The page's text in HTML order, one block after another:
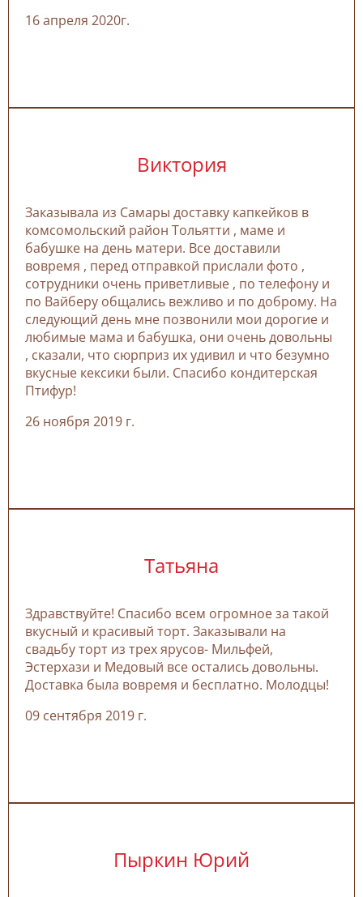
16 апреля 2020г.
Виктория
Заказывала из Самары доставку капкейков в
комсомольский район Тольятти , маме и
бабушке на день матери. Все доставили
вовремя , перед отправкой прислали фото ,
сотрудники очень приветливые , по телефону и
по Вайберу общались вежливо и по доброму. На
следующий день мне позвонили мои дорогие и
любимые мама и бабушка, они очень довольны
, сказали, что сюрприз их удивил и что безумно
вкусные кексики были. Спасибо кондитерская
Птифур!
26 ноября 2019 г.
Татьяна
Здравствуйте! Спасибо всем огромное за такой
вкусный и красивый торт. Заказывали на
свадьбу торт из трех ярусов- Мильфей,
Эстерхази и Медовый все остались довольны.
Доставка была вовремя и бесплатно. Молодцы!
09 сентября 2019 г.
Пыркин Юрий